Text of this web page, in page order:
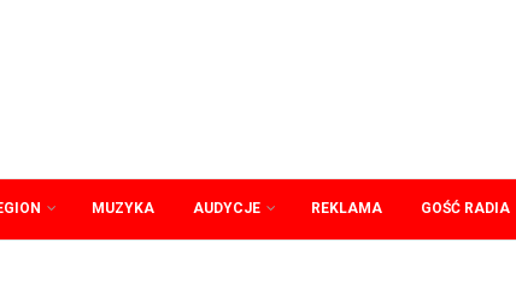
MUZYKA AUDYCJE REKLAMA GOŚĆ RADIA